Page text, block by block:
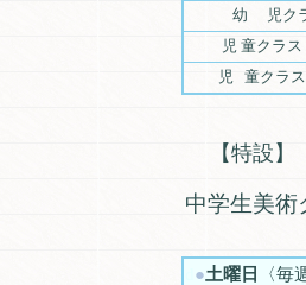
幼 児ク
児 童クラ
児 童クラ
【特設】
中学生美術
●土曜日 〈毎